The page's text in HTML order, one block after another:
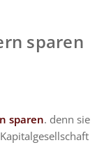
sparen
sparen. denn sie